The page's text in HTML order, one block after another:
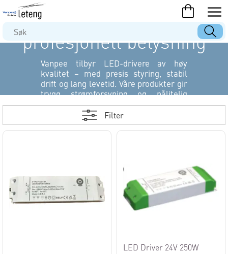
profesjonell belysning
Vanpee tilbyr LED-drivere av høy
kvalitet – med presis styring, stabil
drift og lang levetid. Våre produkter gir
trygg strømforsyning og pålitelig
ytelse i både små og store prosjekter.
Vanpee – kompetanse og kvalitet i
hver driver.
Filter
LED Driver 24V 250W